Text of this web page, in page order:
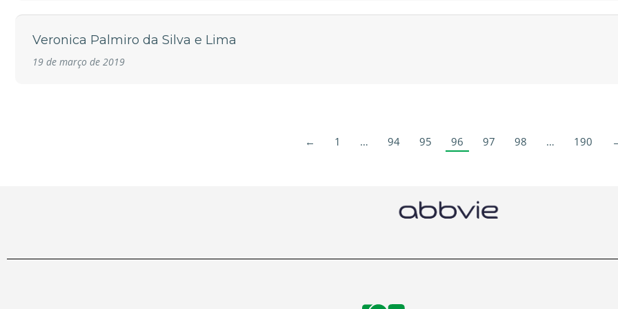
Veronica Palmiro da Silva e Lima
19 de março de 2019
← 1 … 94 95 96 97 98 … 190